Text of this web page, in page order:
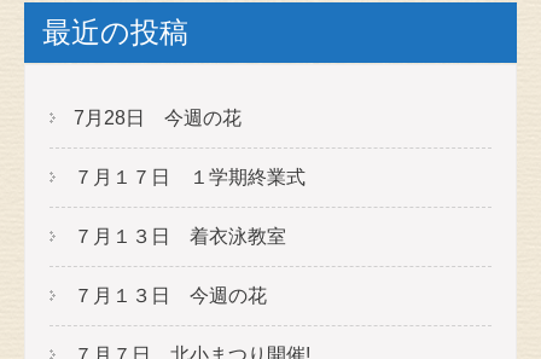
最近の投稿
7月28日 今週の花
７月１７日 １学期終業式
７月１３日 着衣泳教室
７月１３日 今週の花
７月７日 北小まつり開催!